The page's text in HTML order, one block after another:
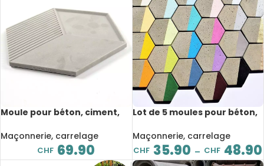
Moule pour béton, ciment,
Géométrique, 25.5×29.5×2.4
Maçonnerie, carrelage
CHF 69.90
Lot de 5 moules pour béton,
de Terrazzo, panneaux
hexagonaux
Maçonnerie, carrelage
CHF 35.90 – CHF 48.90